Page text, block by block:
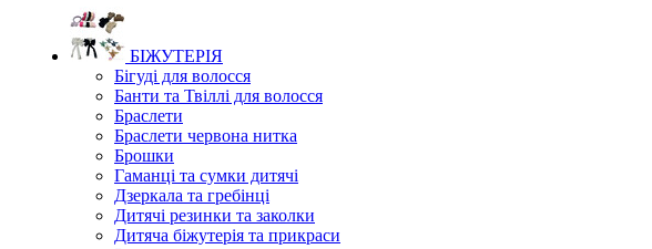
БІЖУТЕРІЯ
Бігуді для волосся
Банти та Твіллі для волосся
Браслети
Браслети червона нитка
Брошки
Гаманці та сумки дитячі
Дзеркала та гребінці
Дитячі резинки та заколки
Дитяча біжутерія та прикраси